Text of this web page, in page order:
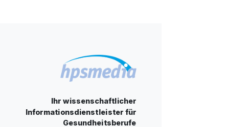
Ihr wissenschaftlicher
Informationsdienstleister für
Gesundheitsberufe